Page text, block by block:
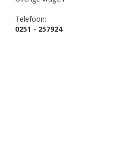
Telefoon:
0251 - 257924